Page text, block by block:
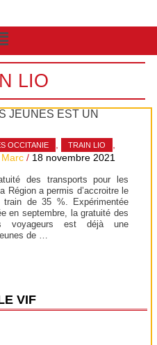
LIO
JEUNES EST UN
OCCITANIE , TRAIN LIO ,
Marc / 18 novembre 2021
des transports pour les
Région a permis d’accroitre le
de 35 %. Expérimentée
en septembre, la gratuité des
voyageurs est déjà une
de …
VIF